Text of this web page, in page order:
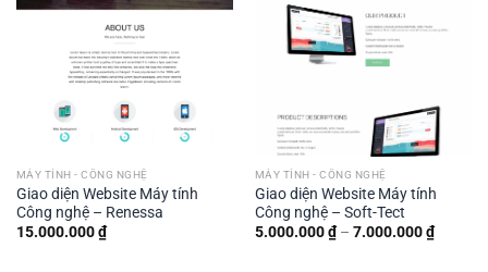
MÁY TÍNH - CÔNG NGHỆ
Giao diện Website Máy tính
Công nghệ – Renessa
15.000.000₫
MÁY TÍNH - CÔNG NGHỆ
Giao diện Website Máy tính
Công nghệ – Soft-Tect
5.000.000₫ – 7.000.000₫Khoảng
giá: